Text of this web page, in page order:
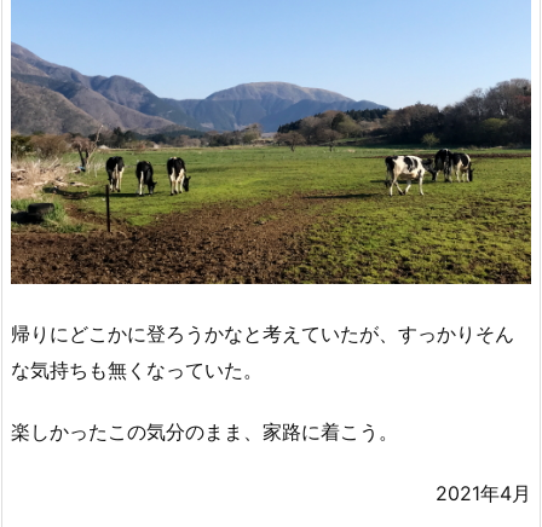
帰りにどこかに登ろうかなと考えていたが、すっかりそん
な気持ちも無くなっていた。
楽しかったこの気分のまま、家路に着こう。
2021年4月